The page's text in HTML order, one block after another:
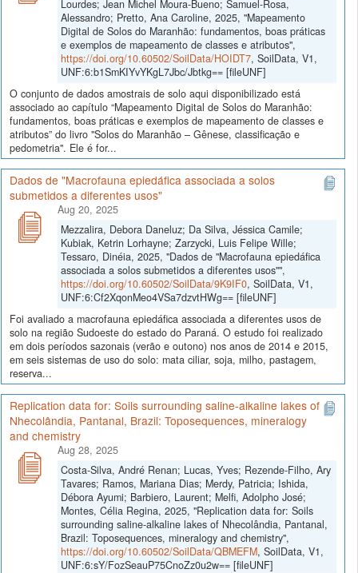
Lourdes; Jean Michel Moura-Bueno; Samuel-Rosa,
Alessandro; Pretto, Ana Caroline, 2025, "Mapeamento
Digital de Solos do Maranhão: fundamentos, boas práticas
e exemplos de mapeamento de classes e atributos",
https://doi.org/10.60502/SoilData/HOIDT7, SoilData, V1,
UNF:6:b1SmKIYvYKgL7Jbc/Jbtkg== [fileUNF]
O conjunto de dados amostrais de solo aqui disponibilizado está
associado ao capítulo “Mapeamento Digital de Solos do Maranhão:
fundamentos, boas práticas e exemplos de mapeamento de classes e
atributos” do livro "Solos do Maranhão – Gênese, classificação e
pedometria". Ele é for...
Dados de "Macrofauna epiedáfica associada a solos
submetidos a diferentes usos"
Aug 20, 2025
Mezzalira, Debora Daneluz; Da Silva, Jéssica Camile;
Kubiak, Ketrin Lorhayne; Zarzycki, Luis Felipe Wille;
Tessaro, Dinéia, 2025, "Dados de "Macrofauna epiedáfica
associada a solos submetidos a diferentes usos"",
https://doi.org/10.60502/SoilData/9K9IF0, SoilData, V1,
UNF:6:Cf2XqonMeo4VSa7dzvtHWg== [fileUNF]
Foi avaliado a macrofauna epiedáfica associada a diferentes usos de
solo na região Sudoeste do estado do Paraná. O estudo foi realizado
em dois períodos sazonais (verão e outono) nos anos de 2014 e 2015,
em seis sistemas de uso do solo: mata ciliar, soja, milho, pastagem,
reserva...
Replication data for: Soils surrounding saline-alkaline lakes of
Nhecolândia, Pantanal, Brazil: Toposequences, mineralogy
and chemistry
Aug 28, 2025
Costa-Silva, André Renan; Lucas, Yves; Rezende-Filho, Ary
Tavares; Ramos, Mariana Dias; Merdy, Patricia; Ishida,
Débora Ayumi; Barbiero, Laurent; Melfi, Adolpho José;
Montes, Célia Regina, 2025, "Replication data for: Soils
surrounding saline-alkaline lakes of Nhecolândia, Pantanal,
Brazil: Toposequences, mineralogy and chemistry",
https://doi.org/10.60502/SoilData/QBMEFM, SoilData, V1,
UNF:6:sY/FozSeauP75CnoZz0u2w== [fileUNF]